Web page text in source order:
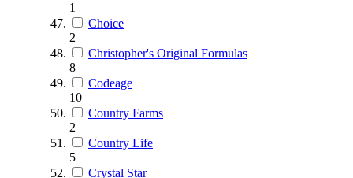
1
Choice
2
Christopher's Original Formulas
8
Codeage
10
Country Farms
2
Country Life
5
Crystal Star